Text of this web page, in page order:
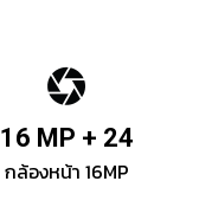
16 MP + 24
กล้องหน้า 16MP